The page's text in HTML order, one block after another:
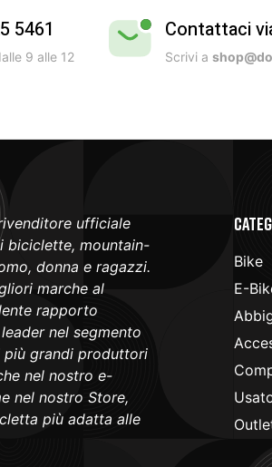
5461
9 alle 12
Contattaci
Scrivi a
ufficiale
biciclette, mountain-
donna e ragazzi.
marche al
rapporto
nel segmento
più grandi produttori
nel nostro e-
nel nostro Store,
più adatta alle
Bike
E-